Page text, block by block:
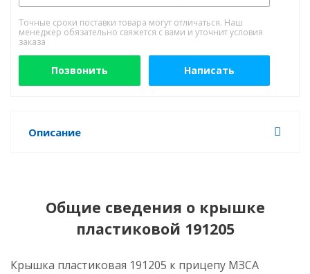
Точные сроки поставки товара могут отличаться. Наш
менеджер обязательно свяжется с вами и уточнит условия
заказа
Позвонить Написать
Описание
Общие сведения о крышке
пластиковой 191205
Крышка пластиковая 191205 к прицепу МЗСА